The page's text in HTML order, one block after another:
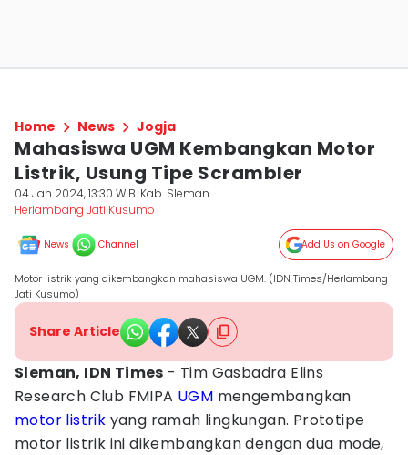
Home News Jogja
Mahasiswa UGM Kembangkan Motor
Listrik, Usung Tipe Scrambler
04 Jan 2024, 13:30 WIB Kab. Sleman
Herlambang Jati Kusumo
News Channel Add Us on Google
Motor listrik yang dikembangkan mahasiswa UGM. (IDN Times/Herlambang
Jati Kusumo)
Share Article
Sleman, IDN Times - Tim Gasbadra Elins
Research Club FMIPA UGM mengembangkan
motor listrik yang ramah lingkungan. Prototipe
motor listrik ini dikembangkan dengan dua mode,